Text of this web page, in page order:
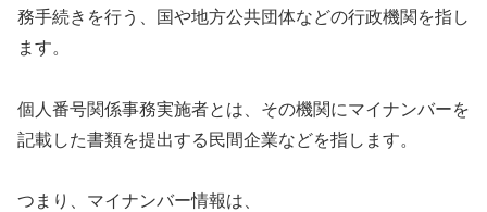
務手続きを行う、国や地方公共団体などの行政機関を指し
ます。
個人番号関係事務実施者とは、その機関にマイナンバーを
記載した書類を提出する民間企業などを指します。
つまり、マイナンバー情報は、